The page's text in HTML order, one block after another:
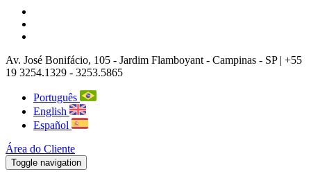
Av. José Bonifácio, 105 - Jardim Flamboyant - Campinas - SP | +55
19 3254.1329 - 3253.5865
Português
English
Español
Área do Cliente
Toggle navigation